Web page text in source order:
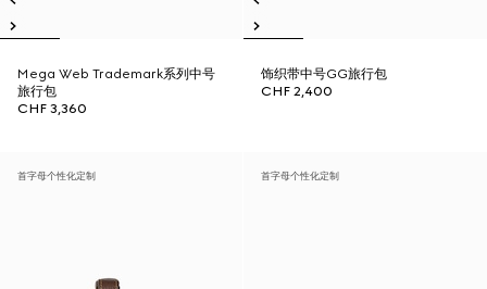
Mega Web Trademark系列中号
旅行包
CHF 3,360
饰织带中号GG旅行包
CHF 2,400
首字母个性化定制 首字母个性化定制